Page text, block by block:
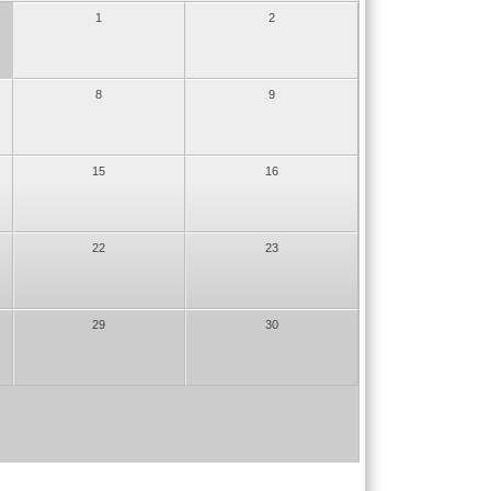
1
2
8 9
15 16
22 23
29 30